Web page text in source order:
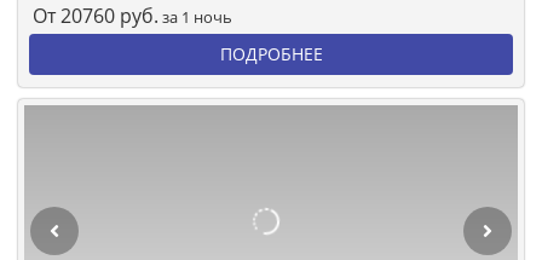
От20760 руб. за 1 ночь
ПОДРОБНЕЕ